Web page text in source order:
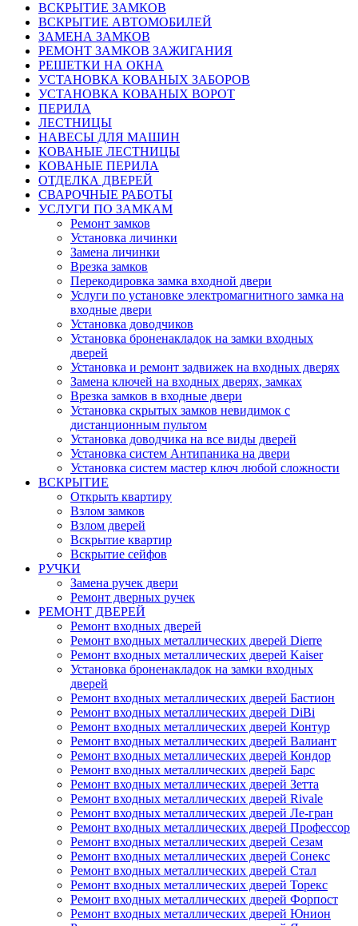
ВСКРЫТИЕ ЗАМКОВ
ВСКРЫТИЕ АВТОМОБИЛЕЙ
ЗАМЕНА ЗАМКОВ
РЕМОНТ ЗАМКОВ ЗАЖИГАНИЯ
РЕШЕТКИ НА ОКНА
УСТАНОВКА КОВАНЫХ ЗАБОРОВ
УСТАНОВКА КОВАНЫХ ВОРОТ
ПЕРИЛА
ЛЕСТНИЦЫ
НАВЕСЫ ДЛЯ МАШИН
КОВАНЫЕ ЛЕСТНИЦЫ
КОВАНЫЕ ПЕРИЛА
ОТДЕЛКА ДВЕРЕЙ
СВАРОЧНЫЕ РАБОТЫ
УСЛУГИ ПО ЗАМКАМ
Ремонт замков
Установка личинки
Замена личинки
Врезка замков
Перекодировка замка входной двери
Услуги по установке электромагнитного замка на
входные двери
Установка доводчиков
Установка броненакладок на замки входных
дверей
Установка и ремонт задвижек на входных дверях
Замена ключей на входных дверях, замках
Врезка замков в входные двери
Установка скрытых замков невидимок с
дистанционным пультом
Установка доводчика на все виды дверей
Установка систем Антипаника на двери
Установка систем мастер ключ любой сложности
ВСКРЫТИЕ
Открыть квартиру
Взлом замков
Взлом дверей
Вскрытие квартир
Вскрытие сейфов
РУЧКИ
Замена ручек двери
Ремонт дверных ручек
РЕМОНТ ДВЕРЕЙ
Ремонт входных дверей
Ремонт входных металлических дверей Dierre
Ремонт входных металлических дверей Kaiser
Установка броненакладок на замки входных
дверей
Ремонт входных металлических дверей Бастион
Ремонт входных металлических дверей DiBi
Ремонт входных металлических дверей Контур
Ремонт входных металлических дверей Валиант
Ремонт входных металлических дверей Кондор
Ремонт входных металлических дверей Барс
Ремонт входных металлических дверей Зетта
Ремонт входных металлических дверей Rivale
Ремонт входных металлических дверей Ле-гран
Ремонт входных металлических дверей Профессор
Ремонт входных металлических дверей Сезам
Ремонт входных металлических дверей Сонекс
Ремонт входных металлических дверей Стал
Ремонт входных металлических дверей Торекс
Ремонт входных металлических дверей Форпост
Ремонт входных металлических дверей Юнион